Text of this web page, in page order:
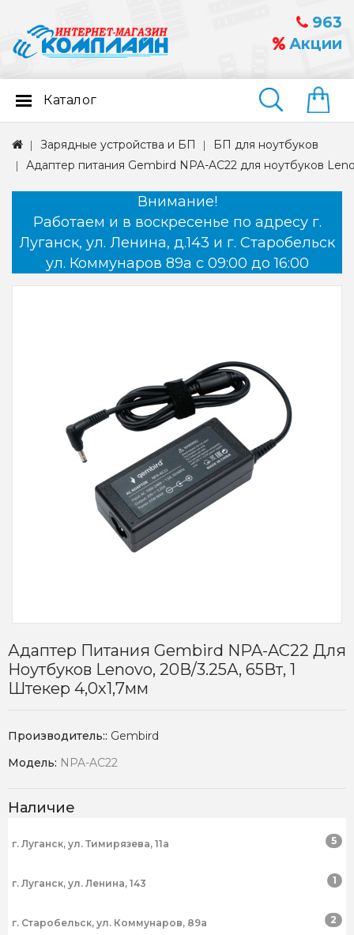
963
Акции
Найти
Каталог
Зарядные устройства и БП
БП для ноутбуков
Адаптер питания Gembird NPA-AC22 для ноутбуков
Внимание!
Работаем и в воскресенье по адресу г.
Луганск, ул. Ленина, д.143 и г. Старобельск
ул. Коммунаров 89а с 09:00 до 16:00
Адаптер Питания Gembird NPA-AC22 Для
Ноутбуков Lenovo, 20В/3.25А, 65Вт, 1
Штекер 4,0х1,7мм
Производитель:: Gembird
Модель: NPA-AC22
Наличие
г. Луганск, ул. Тимирязева, 11а 5
г. Луганск, ул. Ленина, 143 1
г. Старобельск, ул. Коммунаров, 89а 2